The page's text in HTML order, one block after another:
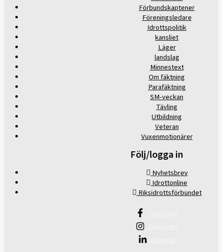
Förbundskaptener
Föreningsledare
Idrottspolitik
kansliet
Läger
landslag
Minnestext
Om fäktning
Parafäktning
SM-veckan
Tävling
Utbildning
Veteran
Vuxenmotionärer
Följ/logga in
Nyhetsbrev
Idrottonline
Riksidrottsförbundet